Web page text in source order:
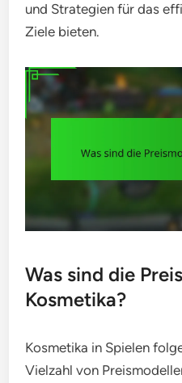
und Strategien für das
Ziele bieten.
Was sind die
Kosmetika?
Kosmetika in Spielen
Vielzahl von